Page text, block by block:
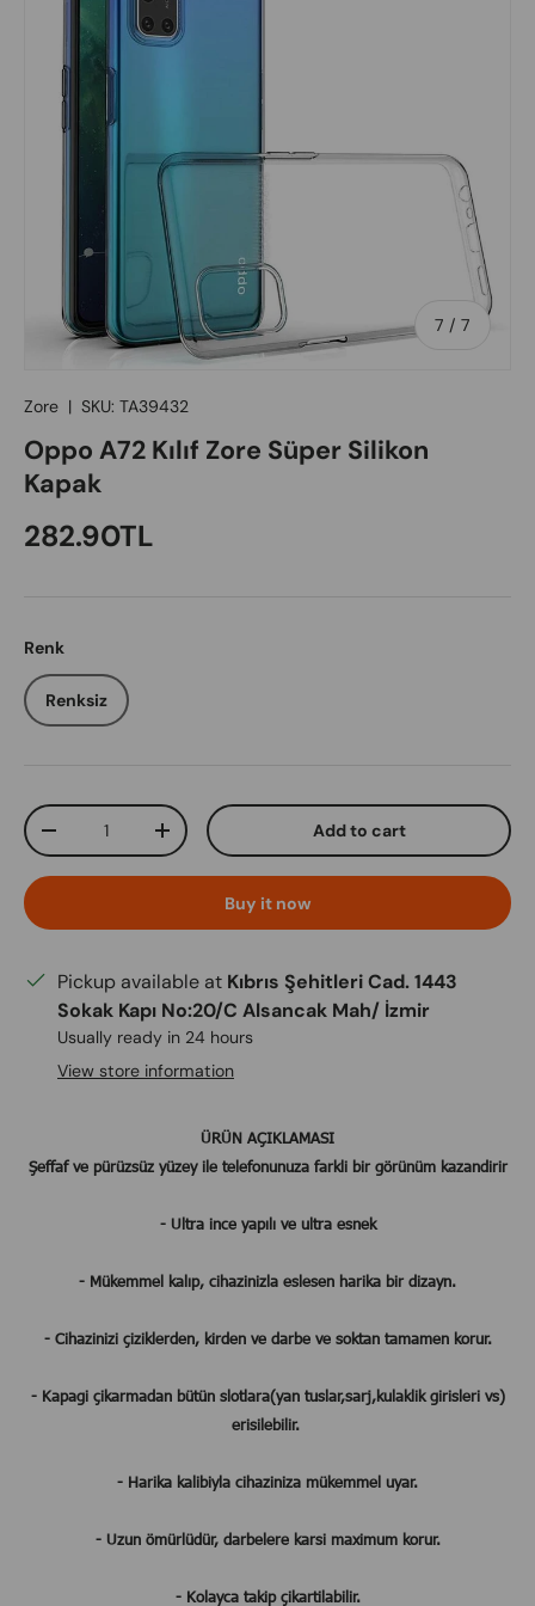
7 / of
7
Zore | SKU: TA39432
Oppo A72 Kılıf Zore Süper Silikon
Kapak
Regular price
282.90TL
Renk
Renksiz
Qty
Decrease quantityIncrease quantity Add to cart
Buy it now
Pickup available at Kıbrıs Şehitleri Cad. 1443
Sokak Kapı No:20/C Alsancak Mah/ İzmir
Usually ready in 24 hours
View store information
​​​​​​​ÜRÜN AÇIKLAMASI
Şeffaf ve pürüzsüz yüzey ile telefonunuza farkli bir görünüm kazandirir
- Ultra ince yapılı ve ultra esnek
- Mükemmel kalıp, cihazinizla eslesen harika bir dizayn.
- Cihazinizi çiziklerden, kirden ve darbe ve soktan tamamen korur.
- Kapagi çikarmadan bütün slotlara(yan tuslar,sarj,kulaklik girisleri vs)
erisilebilir.
- Harika kalibiyla cihaziniza mükemmel uyar.
- Uzun ömürlüdür, darbelere karsi maximum korur.
- Kolayca takip çikartilabilir.